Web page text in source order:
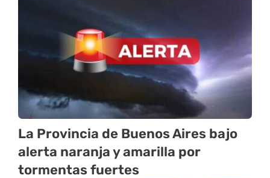
La Provincia de Buenos Aires bajo
alerta naranja y amarilla por
tormentas fuertes